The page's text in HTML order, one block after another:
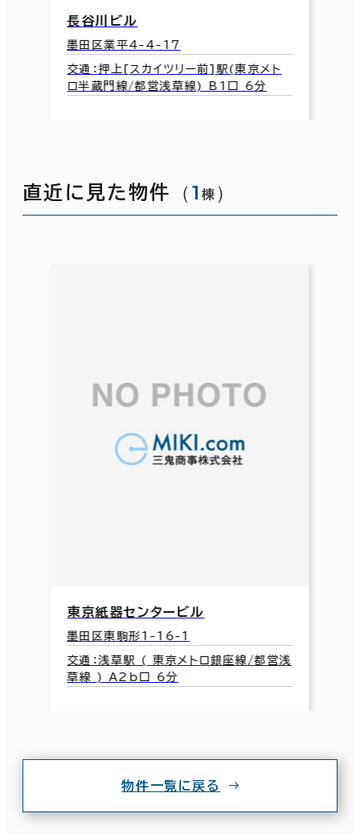
長谷川ビル
墨田区業平4-4-17
交通：押上[スカイツリー前]駅(東京メト
ロ半蔵門線/都営浅草線) B1口 6分
直近に見た物件 （1 棟 ）
東京紙器センタービル
墨田区東駒形1-16-1
交通：浅草駅 ( 東京メトロ銀座線/都営浅
草線 ) A2b口 6分
物件一覧に戻る